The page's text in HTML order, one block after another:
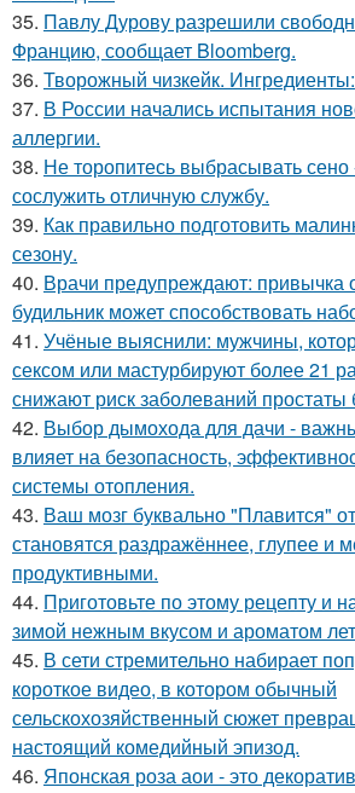
35. Павлу Дурову разрешили
Францию, сообщает Bloomberg.
36. Творожный чизкейк. Ингредиенты:
37. В России начались испытания
аллергии.
38. Не торопитесь выбрасывать
сослужить отличную службу.
39. Как правильно подготовить
сезону.
40. Врачи предупреждают: привычка
будильник может способствовать
41. Учёные выяснили: мужчины,
сексом или мастурбируют более 21
снижают риск заболеваний
42. Выбор дымохода для дачи -
влияет на безопасность,
системы отопления.
43. Ваш мозг буквально "Плавится"
становятся раздражённее, глупее и
продуктивными.
44. Приготовьте по этому рецепту и
зимой нежным вкусом и ароматом
45. В сети стремительно набирает
короткое видео, в котором обычный
сельскохозяйственный сюжет
настоящий комедийный эпизод.
46. Японская роза аои - это